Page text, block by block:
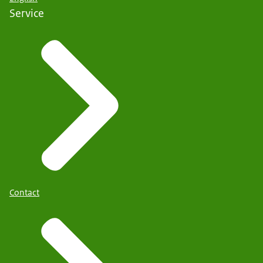
website van de Belastingdienst voor meer informatie
over dit onderwerp
Wanneer woningeigenaren schulden hebben, kan de
vergoeding gevolgen hebben voor
schuldsaneringstrajecten. Het advies aan hen is contact
Service
Contact